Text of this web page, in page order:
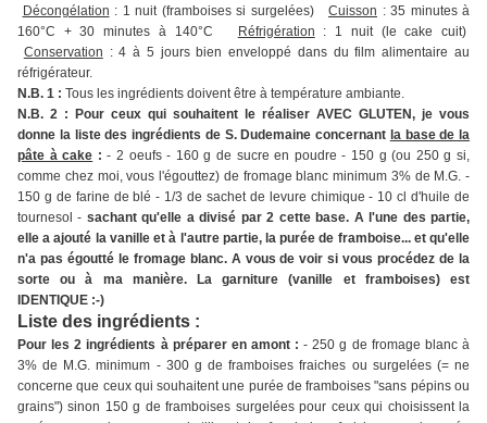
Décongélation : 1 nuit (framboises si surgelées) Cuisson : 35 minutes à
160°C + 30 minutes à 140°C
Réfrigération : 1 nuit (le cake cuit)
Conservation : 4 à 5 jours bien enveloppé dans du film alimentaire au
réfrigérateur.
N.B. 1 : Tous les ingrédients doivent être à température ambiante.
N.B. 2 : Pour ceux qui souhaitent le réaliser AVEC GLUTEN, je vous
donne la liste des ingrédients de S. Dudemaine concernant la base de la
pâte à cake :- 2 oeufs - 160 g de sucre en poudre - 150 g (ou 250 g si,
comme chez moi, vous l'égouttez) de fromage blanc minimum 3% de M.G. -
150 g de farine de blé - 1/3 de sachet de levure chimique - 10 cl d'huile de
tournesol - sachant qu'elle a divisé par 2 cette base. A l'une des partie,
elle a ajouté la vanille et à l'autre partie, la purée de framboise... et qu'elle
n'a pas égoutté le fromage blanc. A vous de voir si vous procédez de la
sorte ou à ma manière. La garniture (vanille et framboises) est
IDENTIQUE :-)
Liste des ingrédients :
Pour les 2 ingrédients à préparer en amont :- 250 g de fromage blanc à
3% de M.G. minimum - 300 g de framboises fraiches ou surgelées (= ne
concerne que ceux qui souhaitent une purée de framboises "sans pépins ou
grains") sinon 150 g de framboises surgelées pour ceux qui choisissent la